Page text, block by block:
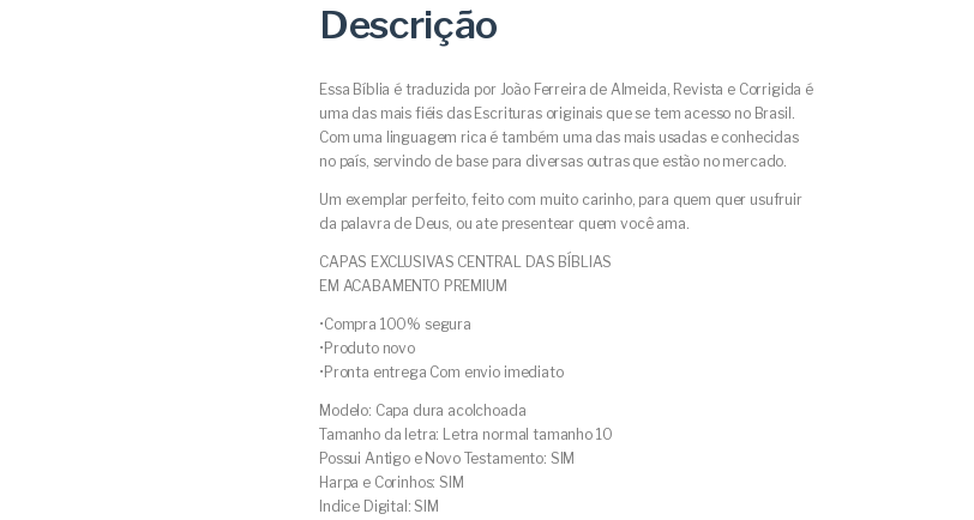
Descrição
Essa Bíblia é traduzida por João Ferreira de Almeida, Revista e Corrigida é
uma das mais fiéis das Escrituras originais que se tem acesso no Brasil.
Com uma linguagem rica é também uma das mais usadas e conhecidas
no país, servindo de base para diversas outras que estão no mercado.
Um exemplar perfeito, feito com muito carinho, para quem quer usufruir
da palavra de Deus, ou ate presentear quem você ama.
CAPAS EXCLUSIVAS CENTRAL DAS BÍBLIAS
EM ACABAMENTO PREMIUM
•Compra 100% segura
•Produto novo
•Pronta entrega Com envio imediato
Modelo: Capa dura acolchoada
Tamanho da letra: Letra normal tamanho 10
Possui Antigo e Novo Testamento: SIM
Harpa e Corinhos: SIM
Indice Digital: SIM